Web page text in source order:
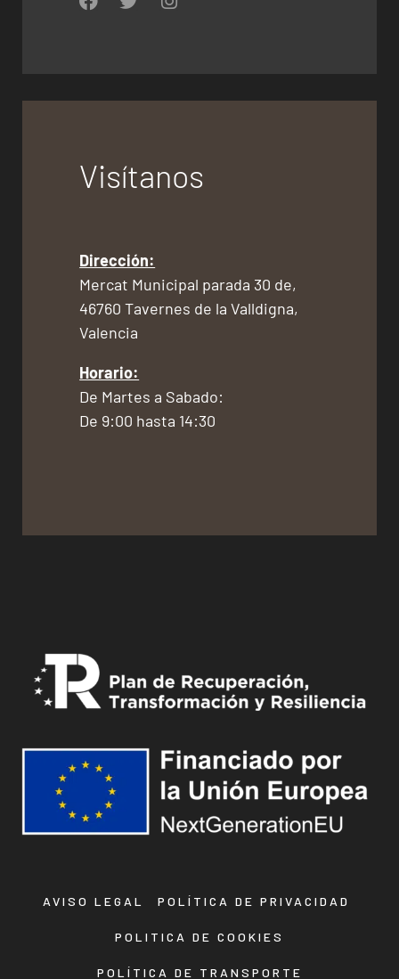
Visítanos
Dirección:
Mercat Municipal parada 30 de,
46760 Tavernes de la Valldigna,
Valencia
Horario:
De Martes a Sabado:
De 9:00 hasta 14:30
AVISO LEGAL POLÍTICA DE PRIVACIDAD
POLITICA DE COOKIES
POLÍTICA DE TRANSPORTE